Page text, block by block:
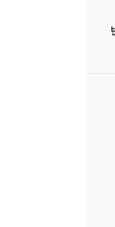
뒤
풍
하
둘.
셋.
이
모
담